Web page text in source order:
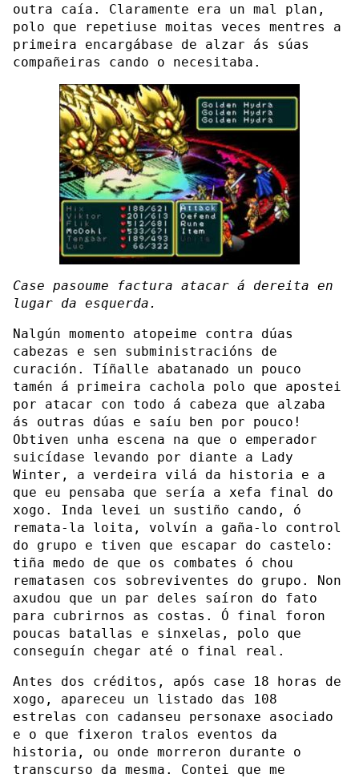
outra caía. Claramente era un mal plan,
polo que repetiuse moitas veces mentres a
primeira encargábase de alzar ás súas
compañeiras cando o necesitaba.
Case pasoume factura atacar á dereita en
lugar da esquerda.
Nalgún momento atopeime contra dúas
cabezas e sen subministracións de
curación. Tíñalle abatanado un pouco
tamén á primeira cachola polo que apostei
por atacar con todo á cabeza que alzaba
ás outras dúas e saíu ben por pouco!
Obtiven unha escena na que o emperador
suicídase levando por diante a Lady
Winter, a verdeira vilá da historia e a
que eu pensaba que sería a xefa final do
xogo. Inda levei un sustiño cando, ó
remata-la loita, volvín a gaña-lo control
do grupo e tiven que escapar do castelo:
tiña medo de que os combates ó chou
rematasen cos sobreviventes do grupo. Non
axudou que un par deles saíron do fato
para cubrirnos as costas. Ó final foron
poucas batallas e sinxelas, polo que
conseguín chegar até o final real.
Antes dos créditos, após case 18 horas de
xogo, apareceu un listado das 108
estrelas con cadanseu personaxe asociado
e o que fixeron tralos eventos da
historia, ou onde morreron durante o
transcurso da mesma. Contei que me